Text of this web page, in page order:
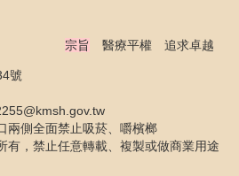
宗旨 醫療平權 追求卓越
號
兩側全面禁止吸菸、嚼檳榔
有，禁止任意轉載、複製或做商業用途